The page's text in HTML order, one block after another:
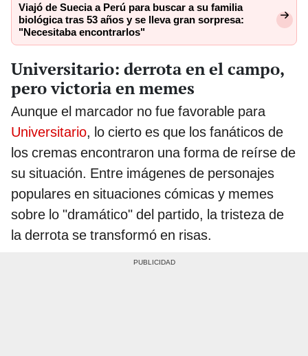
Viajó de Suecia a Perú para buscar a su familia
biológica tras 53 años y se lleva gran sorpresa:
"Necesitaba encontrarlos"
Universitario: derrota en el campo,
pero victoria en memes
Aunque el marcador no fue favorable para
Universitario, lo cierto es que los fanáticos de
los cremas encontraron una forma de reírse de
su situación. Entre imágenes de personajes
populares en situaciones cómicas y memes
sobre lo "dramático" del partido, la tristeza de
la derrota se transformó en risas.